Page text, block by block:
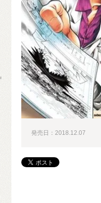
発売日：2018.12.07